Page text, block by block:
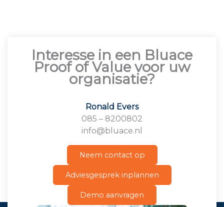
Interesse in een Bluace
Proof of Value voor uw
organisatie?
Ronald Evers
085 – 8200802
info@bluace.nl
Neem contact op
Adviesgesprek inplannen
Demo aanvragen